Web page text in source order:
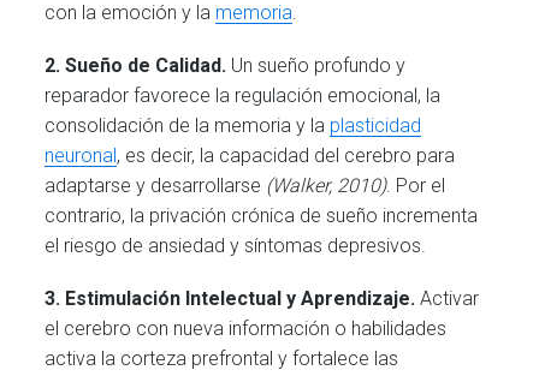
con la emoción y la memoria.
2. Sueño de Calidad. Un sueño profundo y
reparador favorece la regulación emocional, la
consolidación de la memoria y la plasticidad
neuronal , es decir, la capacidad del cerebro para
adaptarse y desarrollarse (Walker, 2010). Por el
contrario, la privación crónica de sueño incrementa
el riesgo de ansiedad y síntomas depresivos.
3. Estimulación Intelectual y Aprendizaje.Activar
el cerebro con nueva información o habilidades
activa la corteza prefrontal y fortalece las